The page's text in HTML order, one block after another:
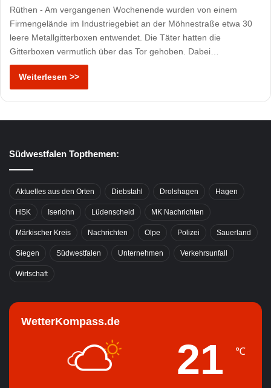
Rüthen - Am vergangenen Wochenende wurden von einem
Firmengelände im Industriegebiet an der Möhnestraße etwa 30
leere Metallgitterboxen entwendet. Die Täter hatten die
Gitterboxen vermutlich über das Tor gehoben. Dabei…
Weiterlesen >>
Südwestfalen Topthemen:
Aktuelles aus den Orten Diebstahl Drolshagen Hagen
HSK Iserlohn Lüdenscheid MK Nachrichten
Märkischer Kreis Nachrichten Olpe Polizei Sauerland
Siegen Südwestfalen Unternehmen Verkehrsunfall
Wirtschaft
WetterKompass.de
21 ℃